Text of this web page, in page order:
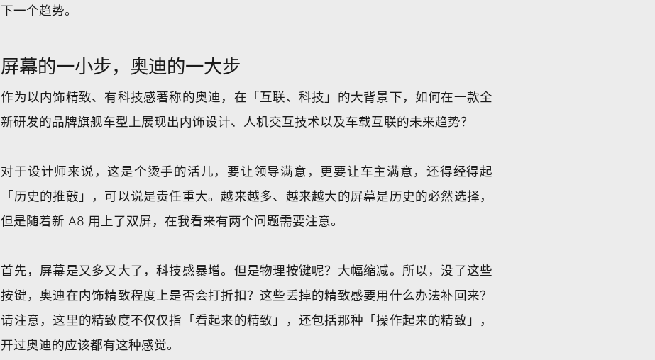
下一个趋势。
屏幕的一小步，奥迪的一大步
作为以内饰精致、有科技感著称的奥迪，在「互联、科技」的大背景下，如何在一款全
新研发的品牌旗舰车型上展现出内饰设计、人机交互技术以及车载互联的未来趋势？
对于设计师来说，这是个烫手的活儿，要让领导满意，更要让车主满意，还得经得起
「历史的推敲」，可以说是责任重大。越来越多、越来越大的屏幕是历史的必然选择，
但是随着新 A8 用上了双屏，在我看来有两个问题需要注意。
首先，屏幕是又多又大了，科技感暴增。但是物理按键呢？大幅缩减。所以，没了这些
按键，奥迪在内饰精致程度上是否会打折扣？这些丢掉的精致感要用什么办法补回来？
请注意，这里的精致度不仅仅指「看起来的精致」，还包括那种「操作起来的精致」，
开过奥迪的应该都有这种感觉。